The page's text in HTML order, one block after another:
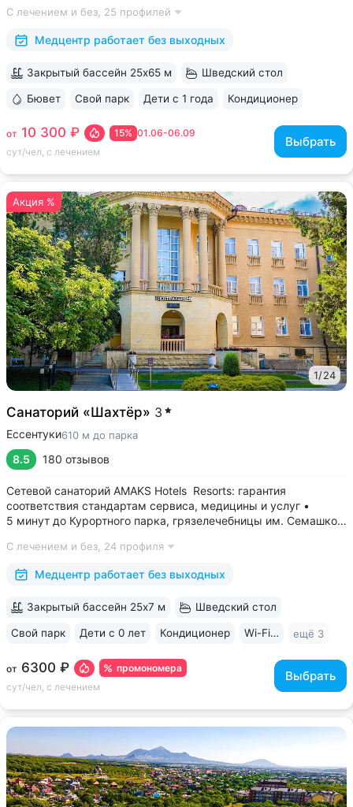
Глубина от 30 до 180 см, есть отдельная детская зона. Рядом
расположены закрытая терраса...
С лечением и без, 25 профилей
Медцентр работает без выходных
01.06-06.09
15%
от 10 300 ₽
сут/чел, с лечением
Выбрать
Закрытый бассейн 25х65 м Шведский стол
Бювет Свой парк Дети с 1 года Кондиционер
ещё 6
Акция %
1/24
Санаторий «Шахтёр» 3
Ессентуки610 м до парка
8.5 180 отзывов
Сетевой санаторий AMAKS Hotels Resorts: гарантия
соответствия стандартам сервиса, медицины и услуг •
5 минут до Курортного парка, грязелечебницы им. Семашко,
водой Ессентуки № 4 и № 17 • Главный корпус
«Центральный» — историческое здание...
С лечением и без, 24 профиля
Медцентр работает без выходных
промономера
от 6300 ₽
сут/чел, с лечением
Выбрать
Закрытый бассейн 25х7 м Шведский стол
Свой парк Дети с 0 лет Кондиционер Wi-Fi в номерах ещё 3